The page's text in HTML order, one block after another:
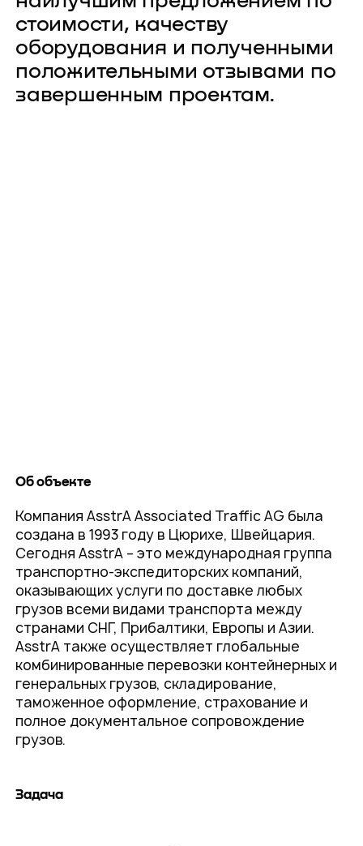
стоимости, качеству
оборудования и полученными
положительными отзывами по
завершенным проектам.
Об объекте
Компания AsstrA Associated Traffic AG была
создана в 1993 году в Цюрихе, Швейцария.
Сегодня AsstrA – это международная группа
транспортно-экспедиторских компаний,
оказывающих услуги по доставке любых
грузов всеми видами транспорта между
странами СНГ, Прибалтики, Европы и Азии.
AsstrA также осуществляет глобальные
комбинированные перевозки контейнерных и
генеральных грузов, складирование,
таможенное оформление, страхование и
полное документальное сопровождение
грузов.
Задача